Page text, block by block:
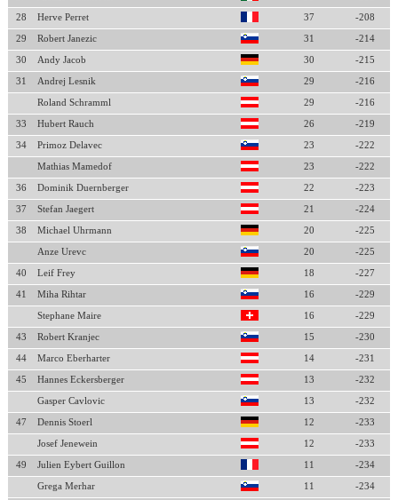
28 Herve Perret 37 -208
29 Robert Janezic 31 -214
30 Andy Jacob 30 -215
31 Andrej Lesnik 29 -216
Roland Schramml 29 -216
33 Hubert Rauch 26 -219
34 Primoz Delavec 23 -222
Mathias Mamedof 23 -222
36 Dominik Duernberger 22 -223
37 Stefan Jaegert 21 -224
38 Michael Uhrmann 20 -225
Anze Urevc 20 -225
40 Leif Frey 18 -227
41 Miha Rihtar 16 -229
Stephane Maire 16 -229
43 Robert Kranjec 15 -230
44 Marco Eberharter 14 -231
45 Hannes Eckersberger 13 -232
Gasper Cavlovic 13 -232
47 Dennis Stoerl 12 -233
Josef Jenewein 12 -233
49 Julien Eybert Guillon 11 -234
Grega Merhar 11 -234